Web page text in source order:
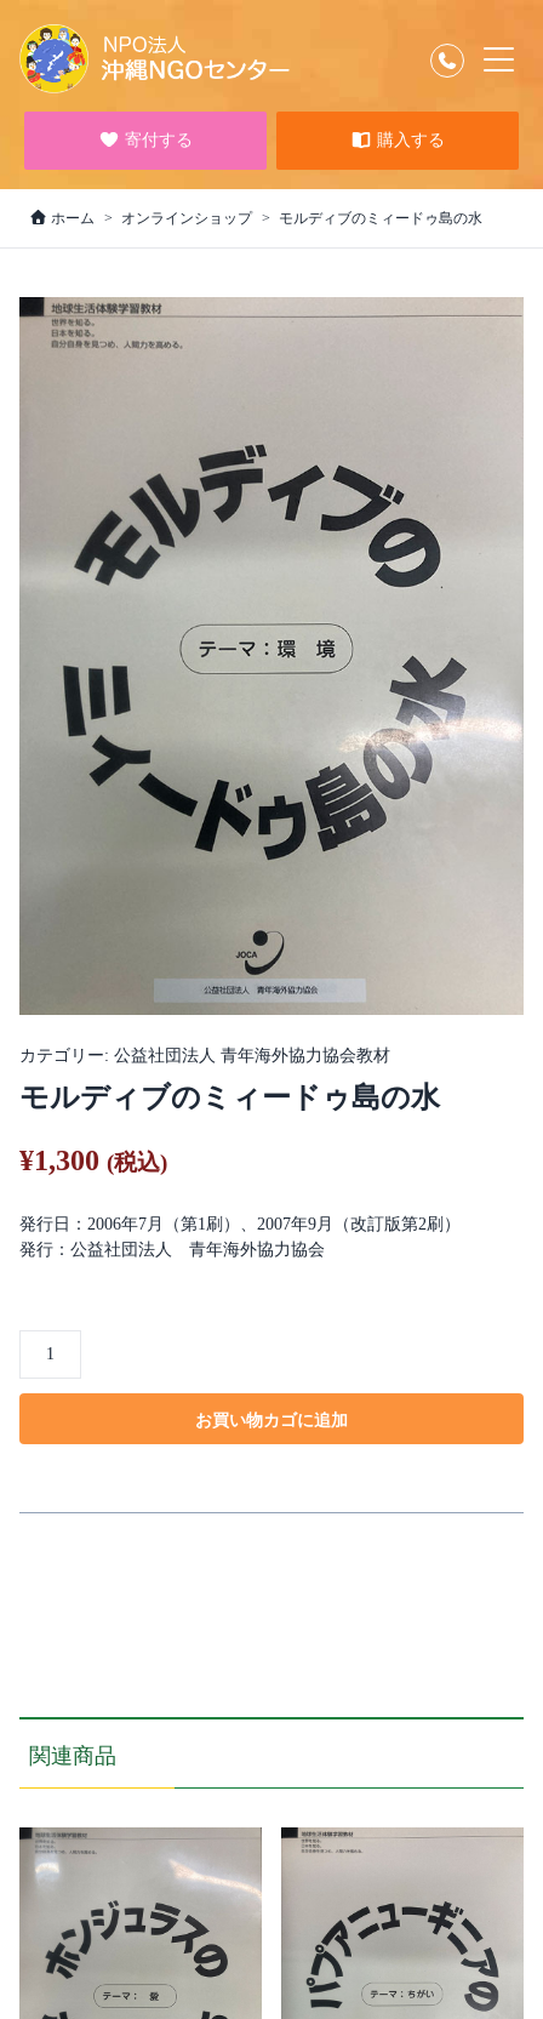
寄付する 購入する
ホーム オンラインショップ モルディブのミィードゥ島の水
カテゴリー: 公益社団法人 青年海外協力協会教材
モルディブのミィードゥ島の水
¥1,300 (税込)
発行日：2006年7月（第1刷）、2007年9月（改訂版第2刷）
発行：公益社団法人 青年海外協力協会
デ
ブ
個
お買い物カゴに追加
関連商品